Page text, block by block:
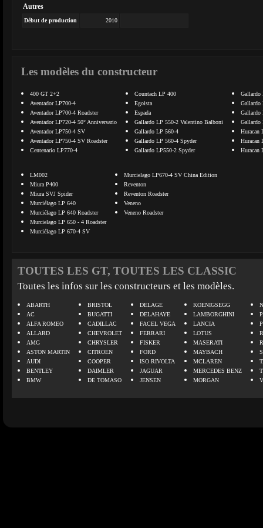
Autres
Début de production 2010
Les modèles du constructeur
400 GT 2+2
Aventador LP700-4
Aventador LP700-4 Roadster
Aventador LP720-4 50° Anniversario
Aventador LP750-4 SV
Aventador LP750-4 SV Roadster
Centenario LP770-4
Countach LP 400
Egoista
Espada
Gallardo LP 550-2 Valentino Balboni
Gallardo LP 560-4
Gallardo LP 560-4 Spyder
Gallardo LP550-2 Spyder
Gallardo
Gallardo
Gallardo
Gallardo
Huracan
Huracan
Huracan
LM002
Miura P400
Miura SVJ Spider
Murciélago LP 640
Murciélago LP 640 Roadster
Murcielago LP 650 - 4 Roadster
Murciélago LP 670-4 SV
Murcielago LP670-4 SV China Edition
Reventon
Reventon Roadster
Veneno
Veneno Roadster
TOUTES LES GT, TOUTES LES CLASSIC
Toutes les infos sur les constructeurs et les modèles.
ABARTH
AC
ALFA ROMEO
ALLARD
AMG
ASTON MARTIN
AUDI
BENTLEY
BMW
BRISTOL
BUGATTI
CADILLAC
CHEVROLET
CHRYSLER
CITROEN
COOPER
DAIMLER
DE TOMASO
DELAGE
DELAHAYE
FACEL VEGA
FERRARI
FISKER
FORD
ISO RIVOLTA
JAGUAR
JENSEN
KOENIGSEGG
LAMBORGHINI
LANCIA
LOTUS
MASERATI
MAYBACH
MCLAREN
MERCEDES BENZ
MORGAN